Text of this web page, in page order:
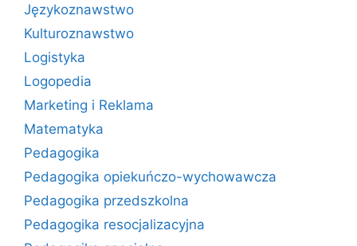
Językoznawstwo
Kulturoznawstwo
Logistyka
Logopedia
Marketing i Reklama
Matematyka
Pedagogika
Pedagogika opiekuńczo-wychowawcza
Pedagogika przedszkolna
Pedagogika resocjalizacyjna